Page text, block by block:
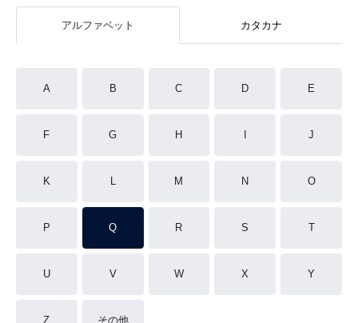
アルファベット カタカナ
A B C D E
F G H J
K L M N O
P Q R S T
U V W X Y
Z その他